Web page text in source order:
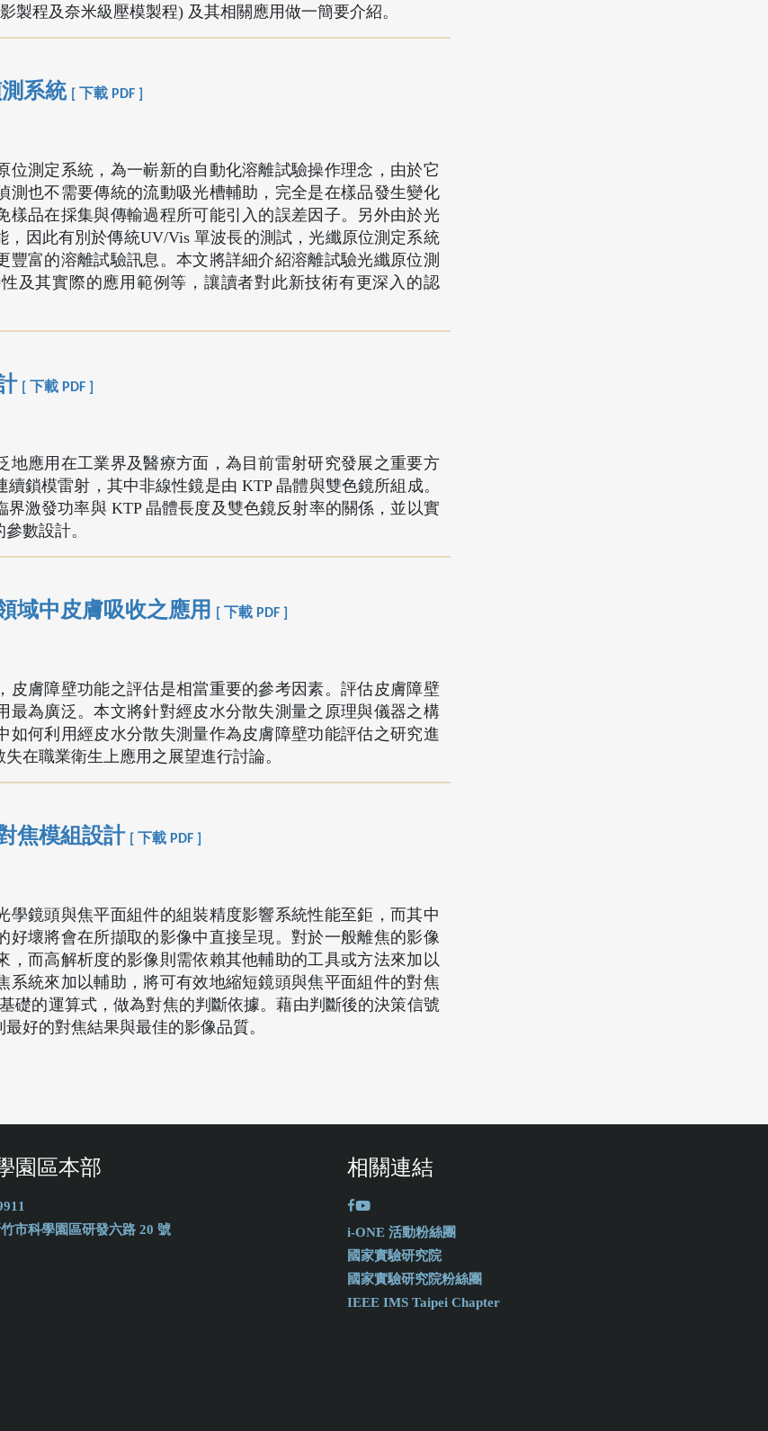
製程及奈米級壓模製程) 及其相關應用做一簡要介紹。
系統 [ 下載 PDF ]
位測定系統，為一嶄新的自動化溶離試驗操作理念，由於它
測也不需要傳統的流動吸光槽輔助，完全是在樣品發生變化
樣品在採集與傳輸過程所可能引入的誤差因子。另外由於光
因此有別於傳統UV/Vis 單波長的測試，光纖原位測定系統
豐富的溶離試驗訊息。本文將詳細介紹溶離試驗光纖原位測
及其實際的應用範例等，讓讀者對此新技術有更深入的認
[ 下載 PDF ]
地應用在工業界及醫療方面，為目前雷射研究發展之重要方
鎖模雷射，其中非線性鏡是由 KTP 晶體與雙色鏡所組成。
激發功率與 KTP 晶體長度及雙色鏡反射率的關係，並以實
數設計。
域中皮膚吸收之應用 [ 下載 PDF ]
皮膚障壁功能之評估是相當重要的參考因素。評估皮膚障壁
最為廣泛。本文將針對經皮水分散失測量之原理與儀器之構
如何利用經皮水分散失測量作為皮膚障壁功能評估之研究進
在職業衛生上應用之展望進行討論。
焦模組設計 [ 下載 PDF ]
學鏡頭與焦平面組件的組裝精度影響系統性能至鉅，而其中
好壞將會在所擷取的影像中直接呈現。對於一般離焦的影像
，而高解析度的影像則需依賴其他輔助的工具或方法來加以
系統來加以輔助，將可有效地縮短鏡頭與焦平面組件的對焦
礎的運算式，做為對焦的判斷依據。藉由判斷後的決策信號
好的對焦結果與最佳的影像品質。
園區本部
市科學園區研發六路 20 號
相關連結
i-ONE 活動粉絲團
國家實驗研究院
國家實驗研究院粉絲團
IEEE IMS Taipei Chapter